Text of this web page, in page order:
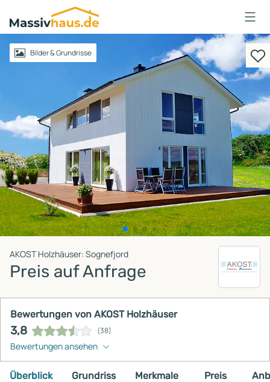
Massivhaus
Logo
AnmeldenBilder & Grundrisse
AKOST Holzhäuser: Sognefjord
Preis auf Anfrage
Bewertungen von AKOST Holzhäuser
3,8 (38)
Bewertungen ansehen
Überblick Grundriss Merkmale Preis